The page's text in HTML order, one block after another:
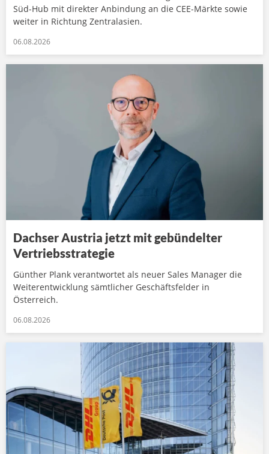
Süd-Hub mit direkter Anbindung an die CEE-Märkte sowie
weiter in Richtung Zentralasien.
06.08.2026
Dachser Austria jetzt mit gebündelter
Vertriebsstrategie
Günther Plank verantwortet als neuer Sales Manager die
Weiterentwicklung sämtlicher Geschäftsfelder in
Österreich.
06.08.2026